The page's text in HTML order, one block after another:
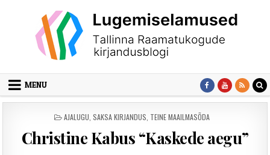
MENU
POSTED IN
AJALUGU SAKSA KIRJANDUS TEINE MAAILMASÕDA
Christine Kabus “Kaskede aegu”